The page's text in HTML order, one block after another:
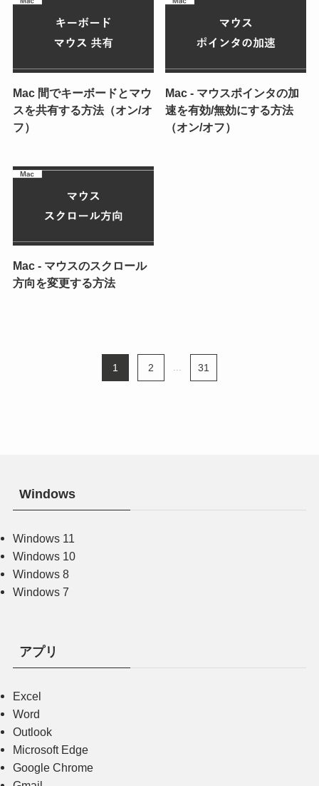
Mac 間でキーボードとマウ
スを共有する方法（オン/オ
フ）
Mac - マウスポインタの加
速を有効/無効にする方法
（オン/オフ）
Mac - マウスのスクロール
方向を変更する方法
1 2 ... 31
Windows
Windows 11
Windows 10
Windows 8
Windows 7
アプリ
Excel
Word
Outlook
Microsoft Edge
Google Chrome